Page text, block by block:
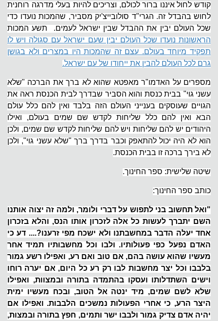
קודש לחול איננו ברור לכולם, וצריכים להיות בעלי מדרגה רוחנית
לחוש בהבדל זה. הגרי"ד סולובייצ'יק מסביר, שהמכות נועדו כדי
שכל העולם יבין את ההבדל שבין ישראל לעמים. תשע המכות
הראשונות נועדו שכל העולם יבין שעם ישראל עם סגולה ויש לו
תפקיד מיוחד בעולם. עצם זה שהמכות היו במצרים ולא בגושן
גרם לכל העולם להבין את ייחודו של עם ישראל.
מספרים על האדמו"ר מאפטא שהוא לא ברך את הברכה "שלא
עשני גוי" בבית כנסת והוא הסביר שבדרך לבית הכנסת ראה את
הגויים שעוסקים בענייני העולם הזה בלבד ואין להם כלל עולם
הבא ואין להם כלל שליחות לקדש שם שמים בעולם, ואילו
היהודים יש להם שליחות ויש להם שליחות לקדש שם שמים, ולכן
הוא לא היה יכול להתאפק וכבר בדרך ברך "שלא עשני גוי", ולכן
לא בירך ברכה זו בבית הכנסת.
שיטה שלישית: ספר החינוך.
כותב ספר החינוך:
"ואל תחשוב בני לתפוש על דברי ולומר, ולמה זה יצוה אותנו
השם יתברך לעשות כל אלה לזכרון אותו הנס, והלא בזכרון
אחד יעלה הדבר במחשבתנו ולא ישכח מפי זרענו?.... דע כי
האדם נפעל כפי פעולותיו. ולבו וכל מחשבותיו תמיד אחר
מעשיו שהוא עושה בהם, אם טוב ואם רע, ואפילו רשע גמור
בלבבו וכל יצר מחשבות לבו רק רע כל היום, אם יערה רוחו
וישים השתדלותו ועסקו בהתמדה בתורה ובמצוות, ואפילו
שלא לשם שמים, מיד ינטה אל הטוב, ובכח מעשיו ימית
היצר הרע, כי אחרי הפעולות נמשכים הלבבות. ואפילו אם
יהיה אדם צדיק גמור ולבבו ישר ותמים, חפץ בתורה ובמצות,